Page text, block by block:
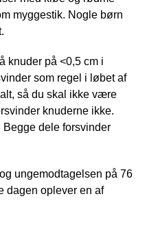
myggestik. Nogle børn
knuder på <0,5 cm i
som regel i løbet af
så du skal ikke være
knuderne ikke.
dele forsvinder
ungemodtagelsen på 76
dagen oplever en af